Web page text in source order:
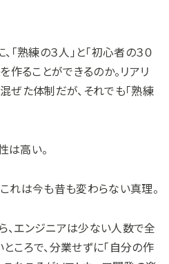
「熟練の３人」と「初心者の３０
作ることができるのか。リアリ
ぜた体制だが、それでも「熟練
は高い。
れは今も昔も変わらない真理。
、エンジニアは少ない人数で全
ころで、分業せずに「自分の作